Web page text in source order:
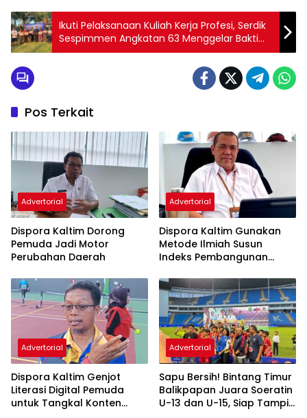
Ikuti Pelaksanaan Kuliah Kerja Profesi, Serdik
Sespimmen Angkatan 63 Menggelar Bakti
Sosial di Bali
Pos Terkait
Advertorial
Dispora Kaltim Dorong
Pemuda Jadi Motor
Perubahan Daerah
Advertorial
Dispora Kaltim Gunakan
Metode Ilmiah Susun
Indeks Pembangunan
Advertorial
Dispora Kaltim Genjot
Literasi Digital Pemuda
untuk Tangkal Konten
Advertorial
Sapu Bersih! Bintang Timur
Balikpapan Juara Soeratin
U-13 dan U-15, Siap Tampil